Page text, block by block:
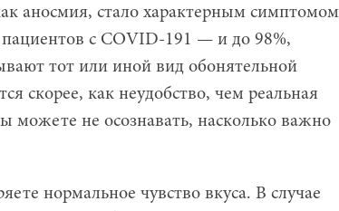
аносмия, стало характерным симптомом
с COVID-191 — и до 98%,
тот или иной вид обонятельной
скорее, как неудобство, чем реальная
можете не осознавать, насколько важно
нормальное чувство вкуса. В случае